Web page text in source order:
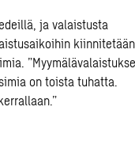
ja valaistusta
kiinnitetään
on toista tuhatta.